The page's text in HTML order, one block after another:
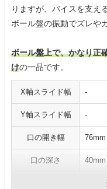
りますが、バイスを支え
ボール盤の振動でズレや
ボール盤上で、かなり正
けの一品です。
X軸スライド幅 -
Y軸スライド幅 -
口の開き幅 76mm
口の深さ 40mm
13.2kg